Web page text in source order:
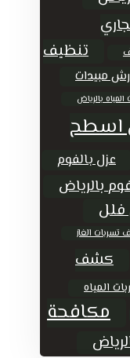
تنظيف
رش مبيدات
بالرياض
اسطح
عزل بالفوم
بالرياض
الغاز
كشف
المياه
مكافحة